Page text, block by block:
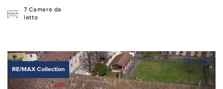
7 Camere da
letto
RE/MAX Collection